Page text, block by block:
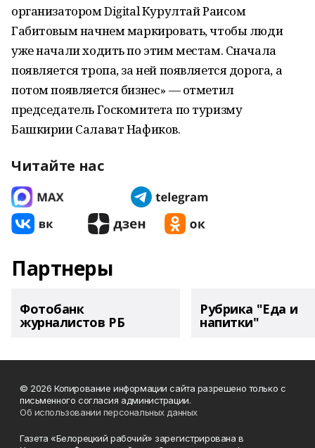
организатором Digital Курултай Раисом
Габитовым начнем маркировать, чтобы люди
уже начали ходить по этим местам. Сначала
появляется тропа, за ней появляется дорога, а
потом появляется бизнес» — отметил
председатель Госкомитета по туризму
Башкирии Салават Нафиков.
Читайте нас
Партнеры
Фотобанк
журналистов РБ
Рубрика "Еда и
напитки"
© 2026 Копирование информации сайта разрешено только с
письменного согласия администрации.
Об использовании персональных данных
Газета «Белорецкий рабочий» зарегистрирована в